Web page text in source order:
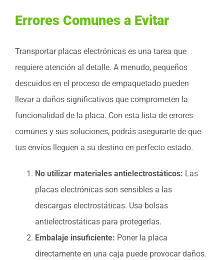
Errores Comunes a Evitar
Transportar placas electrónicas es una tarea que
requiere atención al detalle. A menudo, pequeños
descuidos en el proceso de empaquetado pueden
llevar a daños significativos que comprometen la
funcionalidad de la placa. Con esta lista de errores
comunes y sus soluciones, podrás asegurarte de que
tus envíos lleguen a su destino en perfecto estado.
No utilizar materiales antielectrostáticos: Las
placas electrónicas son sensibles a las
descargas electrostáticas. Usa bolsas
antielectrostáticas para protegerlas.
Embalaje insuficiente: Poner la placa
directamente en una caja puede provocar daños.